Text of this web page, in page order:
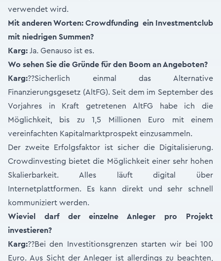
verwendet wird.
Mit anderen Worten: Crowdfunding ein Investmentclub
mit niedrigen Summen?
Karg: Ja. Genauso ist es.
Wo sehen Sie die Gründe für den Boom an Angeboten?
Karg:??Sicherlich einmal das Alternative
Finanzierungsgesetz (AltFG). Seit dem im September des
Vorjahres in Kraft getretenen AltFG habe ich die
Möglichkeit, bis zu 1,5 Millionen Euro mit einem
vereinfachten Kapitalmarktprospekt einzusammeln.
Der zweite Erfolgsfaktor ist sicher die Digitalisierung.
Crowdinvesting bietet die Möglichkeit einer sehr hohen
Skalierbarkeit. Alles läuft digital über
Internetplattformen. Es kann direkt und sehr schnell
kommuniziert werden.
Wieviel darf der einzelne Anleger pro Projekt
investieren?
Karg:??Bei den Investitionsgrenzen starten wir bei 100
Euro. Aus Sicht der Anleger ist allerdings zu beachten,